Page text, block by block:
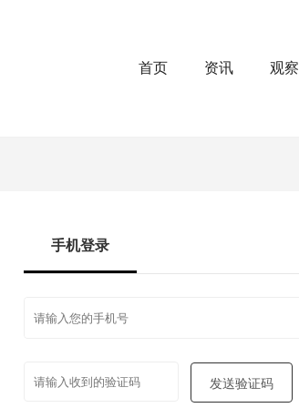
首页 资讯 观察
手机登录
发送验证码